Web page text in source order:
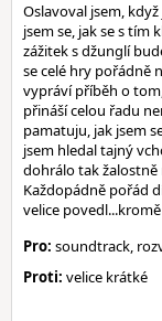
Oslavoval jsem,
jsem se, jak se s
zážitek s džunglí
se celé hry pořádně
vypráví příběh o
přináší celou řadu
pamatuju, jak jsem
jsem hledal tajný
dohrálo tak žalostně
Každopádně pořád
velice
Pro: soundtrack,
Proti: velice krátké